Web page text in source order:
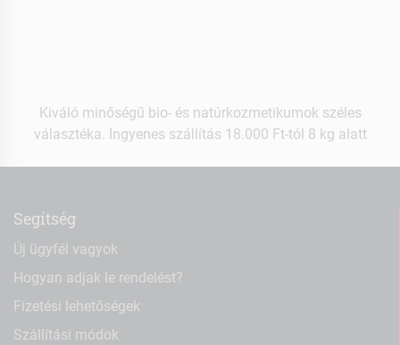
Kiváló minőségű bio- és natúrkozmetikumok széles
választéka. Ingyenes szállítás 18.000 Ft-tól 8 kg alatt
Segítség
Új ügyfél vagyok
Hogyan adjak le rendelést?
Fizetési lehetőségek
Szállítási módok